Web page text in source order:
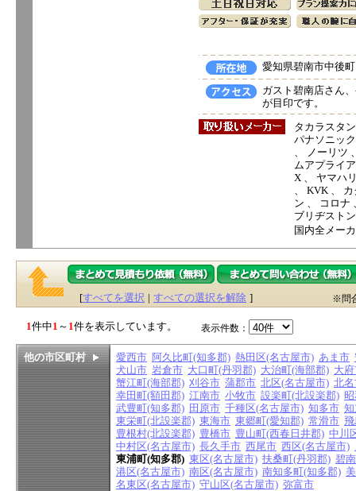
愛知県碧南市中後
ガスト碧南店さん
が目印です。
タカラスタ
パナソニッ
、 ノーリツ
ムアプライ
X 、 ヤマハ
、 KVK 、
ン 、 コロナ
ブリヂストン
国内全メー
[すべてを選択 | すべての選択を解除 ] ※問
1件中1 ～ 1件を表示しています。 表示件数：
他の市区町村 愛西市 阿久比町(知多郡) 熱田区(名古屋市) あま市
犬山市 岩倉市 大口町(丹羽郡) 大治町(海部郡) 大
蟹江町(海部郡) 刈谷市 蒲郡市 北区(名古屋市) 北
幸田町(額田郡) 江南市 小牧市 設楽町(北設楽郡)
武豊町(知多郡) 田原市 千種区(名古屋市) 知多市
東栄町(北設楽郡) 東海市 東郷町(愛知郡) 常滑市
豊根村(北設楽郡) 豊橋市 豊山町(西春日井郡) 中川
中村区(名古屋市) 長久手市 西尾市 西区(名古屋市)
東浦町(知多郡) 東区(名古屋市) 扶桑町(丹羽郡) 碧
港区(名古屋市) 南区(名古屋市) 南知多町(知多郡)
名東区(名古屋市) 守山区(名古屋市) 弥富市